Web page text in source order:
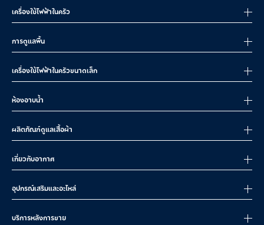
เครื่องใช้ไฟฟ้าในครัว
การดูแลพื้น
เครื่องใช้ไฟฟ้าในครัวขนาดเล็ก
ห้องอาบน้ำ
ผลิตภัณฑ์ดูแลเสื้อผ้า
เกี่ยวกับอากาศ
อุปกรณ์เสริมและอะไหล่
บริการหลังการขาย